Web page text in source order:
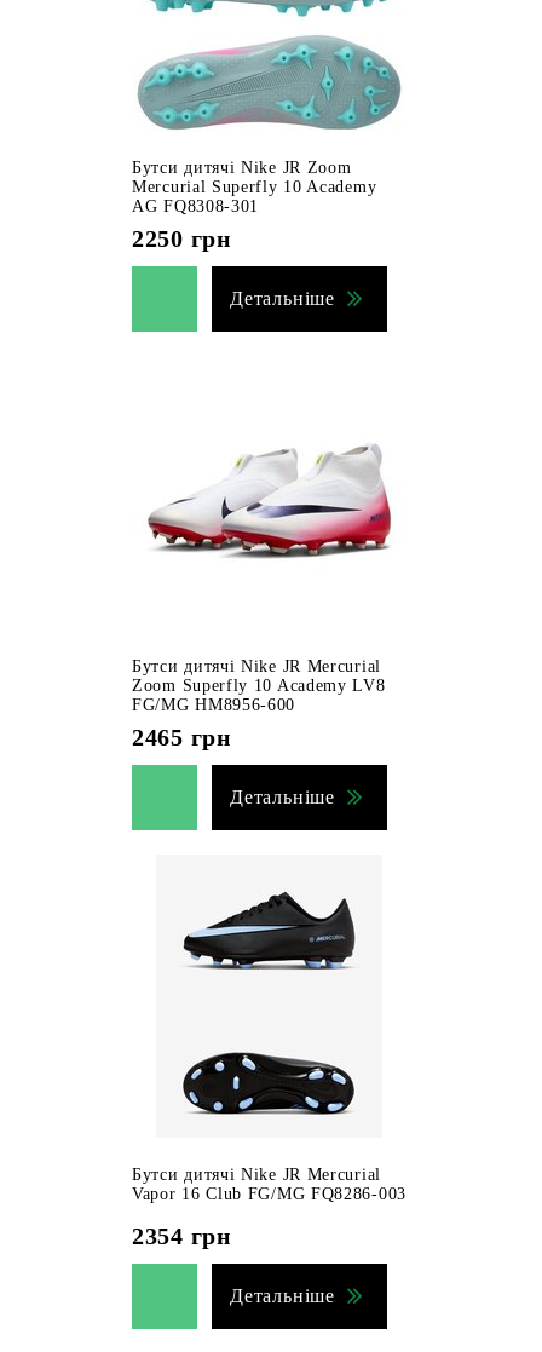
Бутси дитячі Nike JR Zoom
Mercurial Superfly 10 Academy
AG FQ8308-301
2250 грн
Детальніше
Бутси дитячі Nike JR Mercurial
Zoom Superfly 10 Academy LV8
FG/MG HM8956-600
2465 грн
Детальніше
Бутси дитячі Nike JR Mercurial
Vapor 16 Club FG/MG FQ8286-003
2354 грн
Детальніше